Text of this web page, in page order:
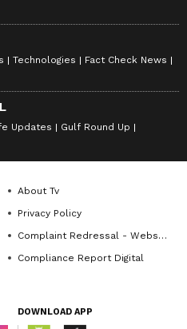
Technologies
Fact Check News
Updates
Gulf Round Up
About Tv
Privacy Policy
Complaint Redressal - Website
Compliance Report Digital
DOWNLOAD APP